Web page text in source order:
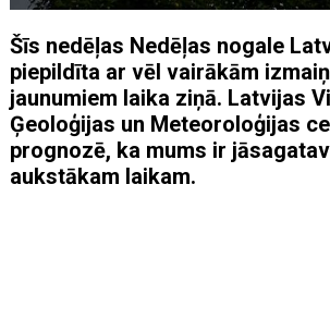
Šīs nedēļas Nedēļas nogale
piepildīta ar vēl vairākām
jaunumiem laika ziņā. Latvijas
Ģeoloģijas un Meteoroloģijas
prognozē, ka mums ir
aukstākam laikam.